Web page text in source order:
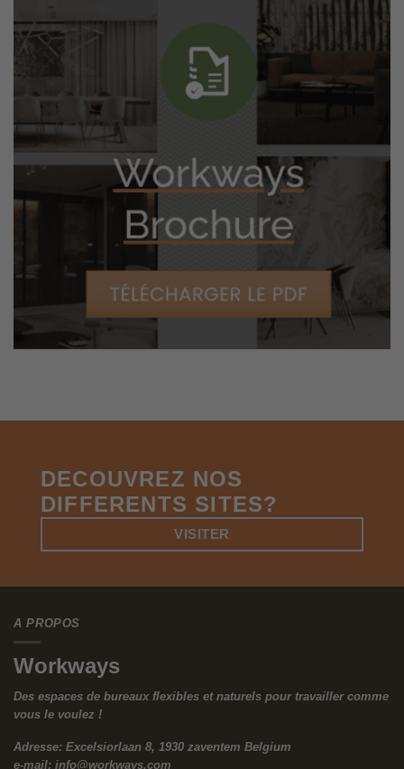
« plus », c’est un facteur essentiel de croissance exponentielle
de l’entreprise.
Décoder le plan d’une culture d’entreprise tournée vers l’avenir
Oakes a partagé les conclusions d’une étude fondamentale sur
le changement de culture, à laquelle ont participé plus de 7 000
personnes. L’étude a révélé une réalité qui donne à réfléchir: la
plupart des initiatives de changement de culture échouent.
Cependant, en examinant méticuleusement les réussites, i4cp a
identifié un plan directeur pour créer une culture plus saine et
plus agile. Ces recherches ont abouti à un livre, « Culture
Renovation® », qui décrit 18 étapes concrètes pour construire
S’appuyant sur cette base, les dernières recherches d’i4cp se
penchent sur la création de cultures agiles et tournées vers
l’avenir, une capacité essentielle dans le secteur commercial
imprévisible d’aujourd’hui.
et profonds.
Oakes a révélé que les entreprises dotées de telles cultures
sont cinq fois plus susceptibles d’être des organisations très
performantes, affichant une croissance du chiffre d’affaires, une
entre la santé culturelle et la réussite financière. En outre, ces
organisations connaissent une productivité des employés cinq
fois supérieure, une diversité doublée, un engagement et un
bien-être quatre fois plus élevés, et une innovation
considérablement améliorée.
d’attirer les meilleurs talents, un avantage essentiel dans le
marché concurrentiel des talents d’aujourd’hui.